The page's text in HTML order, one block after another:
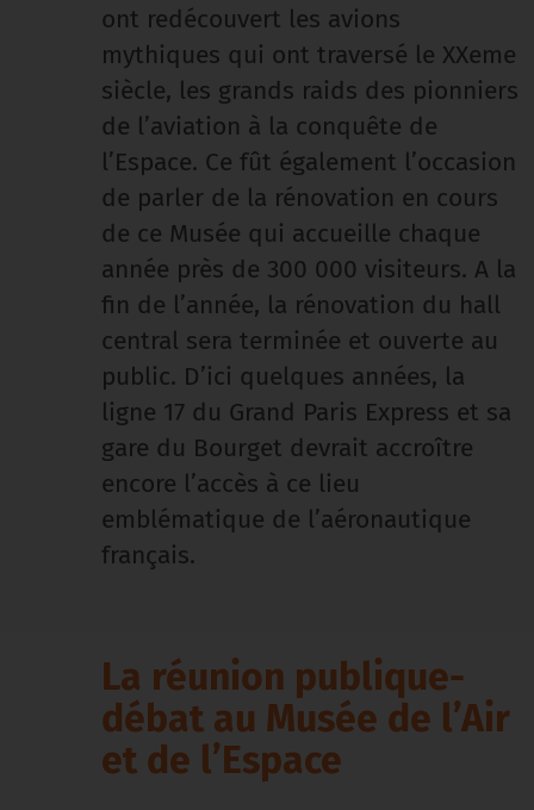
ont redécouvert les avions
mythiques qui ont traversé le XXeme
siècle, les grands raids des pionniers
de l’aviation à la conquête de
l’Espace. Ce fût également l’occasion
de parler de la rénovation en cours
de ce Musée qui accueille chaque
année près de 300 000 visiteurs. A la
fin de l’année, la rénovation du hall
central sera terminée et ouverte au
public. D’ici quelques années, la
ligne 17 du Grand Paris Express et sa
gare du Bourget devrait accroître
encore l’accès à ce lieu
emblématique de l’aéronautique
français.
La réunion publique-
débat au Musée de l’Air
et de l’Espace